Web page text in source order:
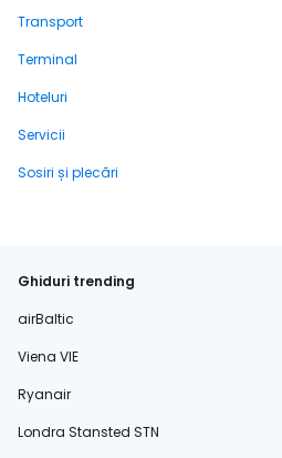
Transport
Terminal
Hoteluri
Servicii
Sosiri și plecări
Ghiduri trending
airBaltic
Viena VIE
Ryanair
Londra Stansted STN